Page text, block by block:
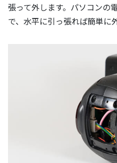
張って外します。パソコンの
で、水平に引っ張れば簡単に